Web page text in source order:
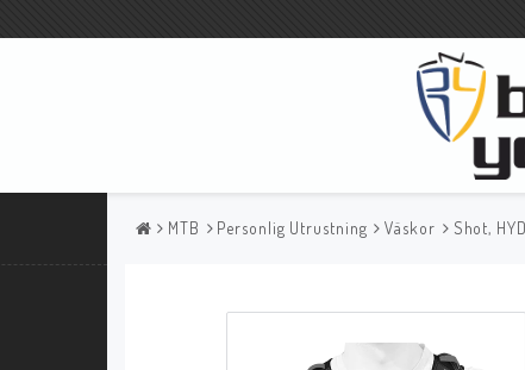
MTB Personlig Utrustning Väskor Shot,